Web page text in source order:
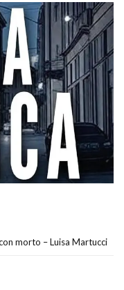
morto – Luisa Martucci